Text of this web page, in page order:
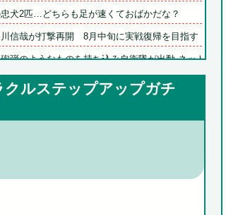
忠犬2匹…どちらも足が速くておばかだな？
信哉が打撃再開　8月中旬に実戦復帰を目指す
弾のようなものを持ち込み自衛隊が出動 ネット...
、CMの妖精姿が可愛すぎて見入る人続出
相互RSS
クルステップアップガチ